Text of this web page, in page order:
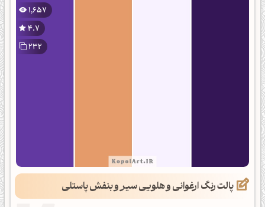
1,657
4.7
232
پالت رنگ ارغوانی و هلویی سیر و بنفش پاستلی